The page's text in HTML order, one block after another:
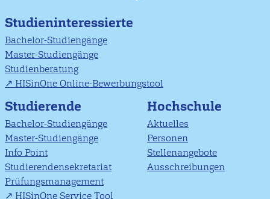
Studieninteressierte
Bachelor-Studiengänge
Master-Studiengänge
Studienberatung
HISinOne Online-Bewerbungstool
Studierende
Bachelor-Studiengänge
Master-Studiengänge
Info Point
Studierendensekretariat
Prüfungsmanagement
HISinOne Service Tool
Hochschule
Aktuelles
Personen
Stellenangebote
Ausschreibungen